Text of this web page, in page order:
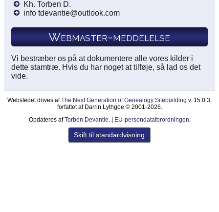
Kh. Torben D.
info tdevantie@outlook.com
Webmaster-meddelelse
Vi bestræber os på at dokumentere alle vores kilder i
dette stamtræ. Hvis du har noget at tilføje, så lad os det
vide.
Webstedet drives afThe Next Generation of Genealogy Sitebuilding v. 15.0.3,
forfattet af Darrin Lythgoe © 2001-2026.
Opdateres afTorben Devantie. | EU-persondataforordningen.
Skift til standardvisning